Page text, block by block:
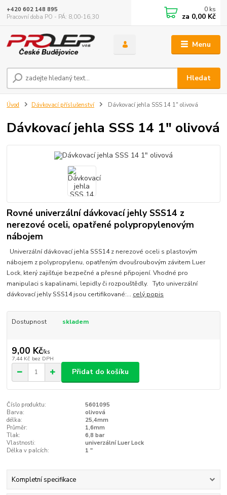
Menu
Hledat
+420 602 148 895
Pracovní doba PO - PÁ: 8,00-16,30
0 ks
za 0,00 Kč
Úvod Dávkovací příslušenství Dávkovací jehla SSS 14 1" olivová
Dávkovací jehla SSS 14 1" olivová
Rovné univerzální dávkovací jehly SSS14 z
nerezové oceli, opatřené polypropylenovým
nábojem
Univerzální dávkovací jehla SSS14 z nerezové oceli s plastovým
nábojem z polypropylenu, opatřeným dvoušroubovým závitem Luer
Lock, který zajišťuje bezpečné a přesné připojení. Vhodné pro
manipulaci s kapalinami, lepidly či rozpouštědly. Tyto univerzální
dávkovací jehly SSS14 jsou certifikované:... celý popis
Dostupnost skladem
9,00 Kč/ks
7,44 Kč bez DPH
Přidat do košíku
Číslo produktu:
5601095
Barva:
olivová
délka:
25,4mm
Průměr:
1,6mm
Tlak:
6,8 bar
Vlastnosti:
univerzální Luer Lock
Délka v palcích:
1 "
Kompletní specifikace